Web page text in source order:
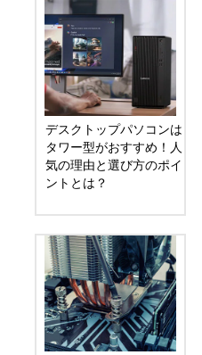
デスクトップパソコンは
タワー型がおすすめ！人
気の理由と選び方のポイ
ントとは？